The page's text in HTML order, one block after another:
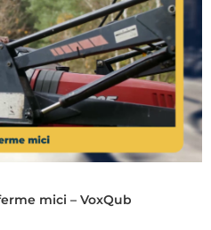
mici – VoxQub